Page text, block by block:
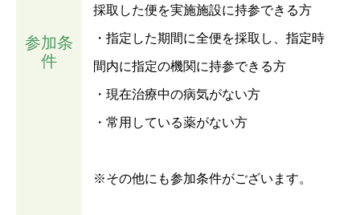
参加条
件
採取した便を実施施設に持参できる方
・指定した期間に全便を採取し、指定時
間内に指定の機関に持参できる方
・現在治療中の病気がない方
・常用している薬がない方
※その他にも参加条件がございます。